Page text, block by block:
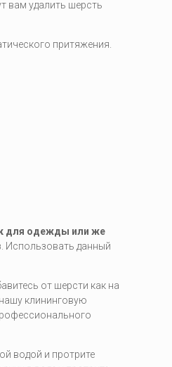
вам удалить шерсть
притяжения.
для одежды или же
Использовать данный
от шерсти как на
клининговую
водой и протрите